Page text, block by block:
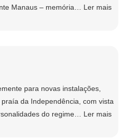
Manaus – memória… Ler mais
para novas instalações,
da Independência, com vista
do regime… Ler mais